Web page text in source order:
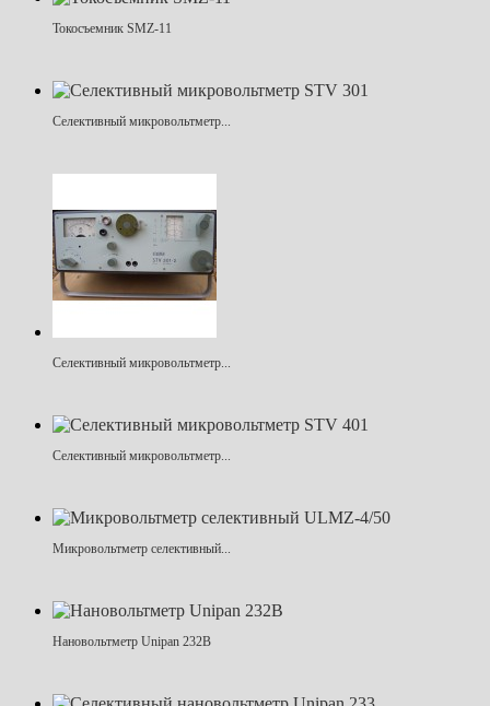
Токосъемник SMZ-11
Селективный микровольтметр...
Селективный микровольтметр...
Селективный микровольтметр...
Микровольтметр селективный...
Нановольтметр Unipan 232B